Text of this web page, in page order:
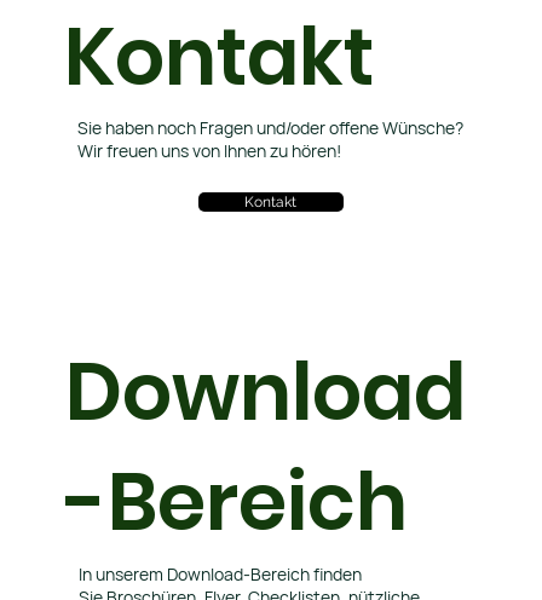
Kontakt
Sie haben noch Fragen und/oder offene Wünsche?
Wir freuen uns von Ihnen zu hören!
Kontakt
Download
-Bereich
In unserem Download-Bereich finden